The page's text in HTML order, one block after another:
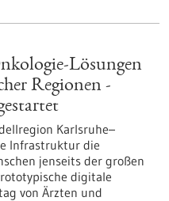
Lösungen
Regionen​ -
Karlsruhe–
Infrastruktur die
jenseits der großen
digitale
von Ärzten und